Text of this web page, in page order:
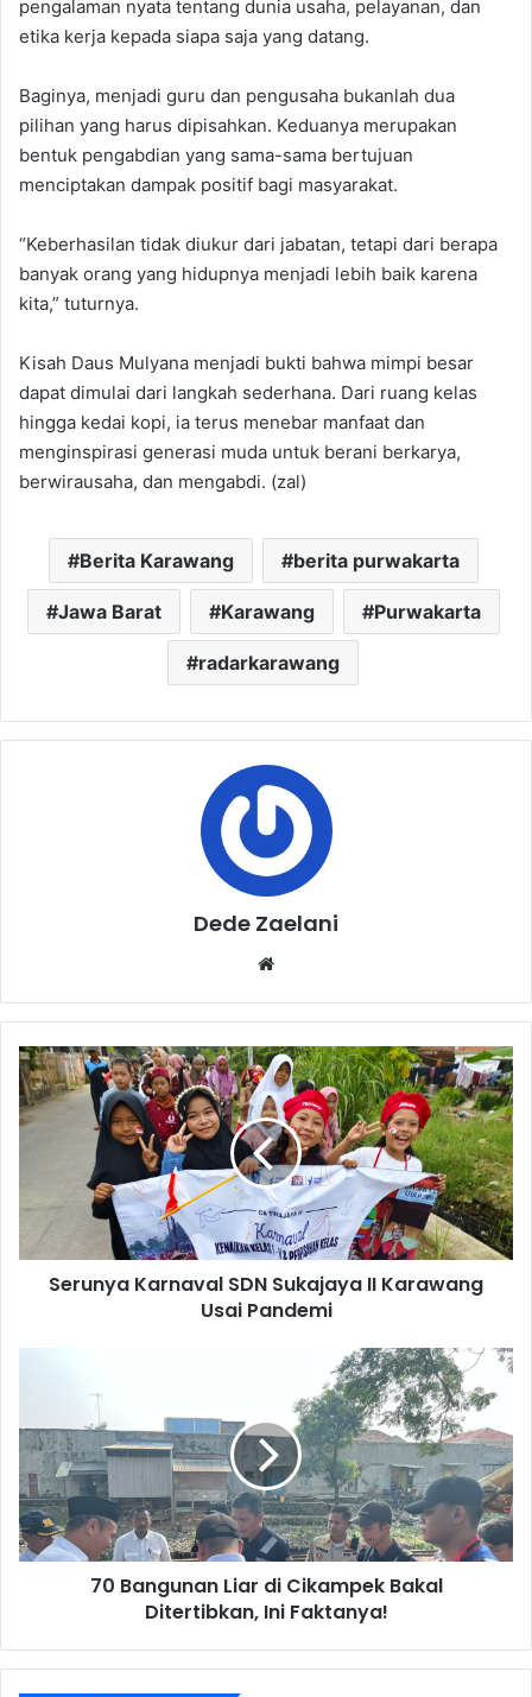
pengalaman nyata tentang dunia usaha, pelayanan, dan
etika kerja kepada siapa saja yang datang.
‎Baginya, menjadi guru dan pengusaha bukanlah dua
pilihan yang harus dipisahkan. Keduanya merupakan
bentuk pengabdian yang sama-sama bertujuan
menciptakan dampak positif bagi masyarakat.
‎“Keberhasilan tidak diukur dari jabatan, tetapi dari berapa
banyak orang yang hidupnya menjadi lebih baik karena
kita,” tuturnya.‎
‎Kisah Daus Mulyana menjadi bukti bahwa mimpi besar
dapat dimulai dari langkah sederhana. Dari ruang kelas
hingga kedai kopi, ia terus menebar manfaat dan
menginspirasi generasi muda untuk berani berkarya,
berwirausaha, dan mengabdi. (zal)
Berita Karawang berita purwakarta
Jawa Barat Karawang Purwakarta
radarkarawang
Dede Zaelani
Serunya
Karnaval
SDN
Sukajaya
Karawang
Usai
Pandemi
Serunya Karnaval SDN Sukajaya II Karawang
Usai Pandemi
di
Cikampek
Bakal
Ditertibkan,
Ini
Faktanya!
70 Bangunan Liar di Cikampek Bakal
Ditertibkan, Ini Faktanya!